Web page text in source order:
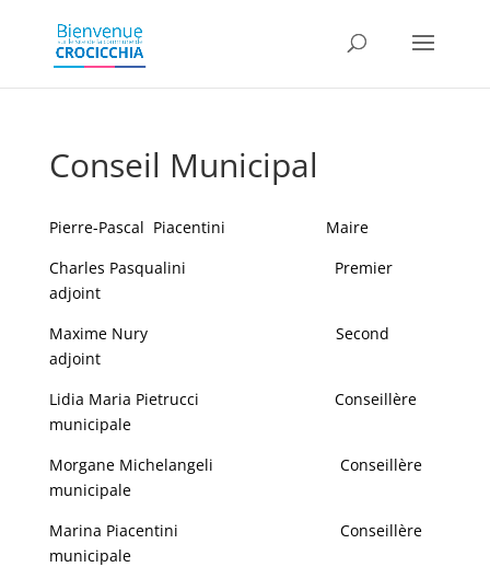
Conseil Municipal
Pierre-Pascal Piacentini Maire
Charles Pasqualini Premier
adjoint
Maxime Nury Second
adjoint
Lidia Maria Pietrucci Conseillère
municipale
Morgane Michelangeli Conseillère
municipale
Marina Piacentini Conseillère
municipale